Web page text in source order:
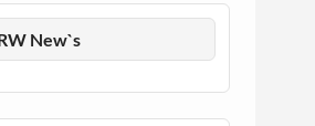
New`s